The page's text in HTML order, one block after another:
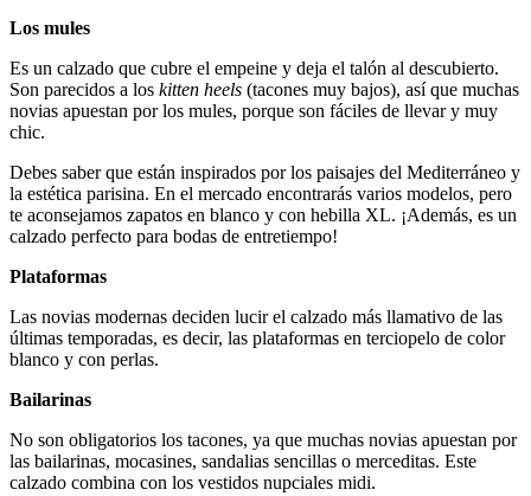
Los mules
Es un calzado que cubre el empeine y deja el talón al descubierto.
Son parecidos a los kitten heels (tacones muy bajos), así que muchas
novias apuestan por los mules, porque son fáciles de llevar y muy
chic.
Debes saber que están inspirados por los paisajes del Mediterráneo y
la estética parisina. En el mercado encontrarás varios modelos, pero
te aconsejamos zapatos en blanco y con hebilla XL. ¡Además, es un
calzado perfecto para bodas de entretiempo!
Plataformas
Las novias modernas deciden lucir el calzado más llamativo de las
últimas temporadas, es decir, las plataformas en terciopelo de color
blanco y con perlas.
Bailarinas
No son obligatorios los tacones, ya que muchas novias apuestan por
las bailarinas, mocasines, sandalias sencillas o merceditas. Este
calzado combina con los vestidos nupciales midi.